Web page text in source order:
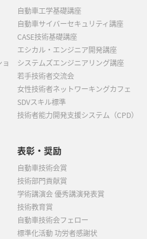
自動車工学基礎講座
自動車サイバーセキュリティ講座
CASE技術基礎講座
エシカル・エンジニア開発講座
システムズエンジニアリング講座
若手技術者交流会
女性技術者ネットワーキングカフェ
SDVスキル標準
技術者能力開発支援システム（CPD）
表彰・奨励
自動車技術会賞
技術部門貢献賞
学術講演会 優秀講演発表賞
技術教育賞
自動車技術会フェロー
標準化活動 功労者感謝状